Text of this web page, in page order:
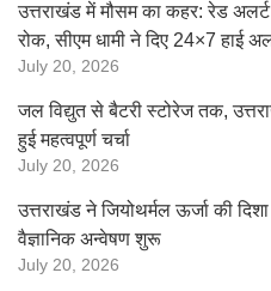
उत्तराखंड में मौसम का कहर: रेड
रोक, सीएम धामी ने दिए 24×7 हाई
July 20, 2026
जल विद्युत से बैटरी स्टोरेज तक,
हुई महत्वपूर्ण चर्चा
July 20, 2026
उत्तराखंड ने जियोथर्मल ऊर्जा की
वैज्ञानिक अन्वेषण शुरू
July 20, 2026